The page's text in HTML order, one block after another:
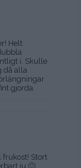
Helt
i. Skulle
då alla
gjorda.
frukost! Stort
ju 🙂